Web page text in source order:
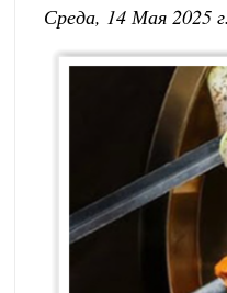
Среда, 14 Мая 2025